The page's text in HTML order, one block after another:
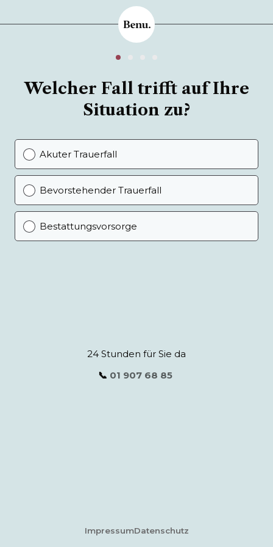
Welcher Fall trifft auf Ihre
Situation zu?
Akuter Trauerfall
Bevorstehender Trauerfall
Bestattungsvorsorge
24 Stunden für Sie da
📞 01 907 68 85
ImpressumDatenschutz